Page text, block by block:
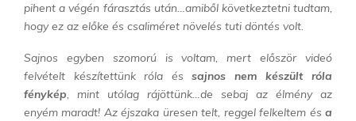
pihent a végén fárasztás után…amiből következtetni tudtam,
hogy ez az előke és csaliméret növelés tuti döntés volt.
Sajnos egyben szomorú is voltam, mert először videó
felvételt készítettünk róla éssajnos nem készült róla
fénykép, mint utólag rájöttünk…de sebaj az élmény az
enyém maradt! Az éjszaka üresen telt, reggel felkeltem és a